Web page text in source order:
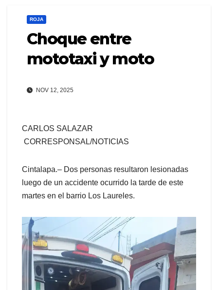
ROJA
Choque entre
mototaxi y moto
NOV 12, 2025
CARLOS SALAZAR
CORRESPONSAL/NOTICIAS
Cintalapa.– Dos personas resultaron lesionadas
luego de un accidente ocurrido la tarde de este
martes en el barrio Los Laureles.